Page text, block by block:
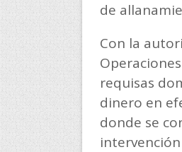
de
Con la
requisas
dinero en
donde se